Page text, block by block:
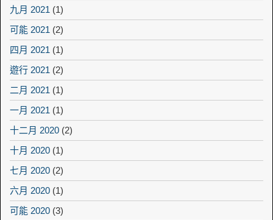
九月 2021 (1)
可能 2021 (2)
四月 2021 (1)
遊行 2021 (2)
二月 2021 (1)
一月 2021 (1)
十二月 2020 (2)
十月 2020 (1)
七月 2020 (2)
六月 2020 (1)
可能 2020 (3)